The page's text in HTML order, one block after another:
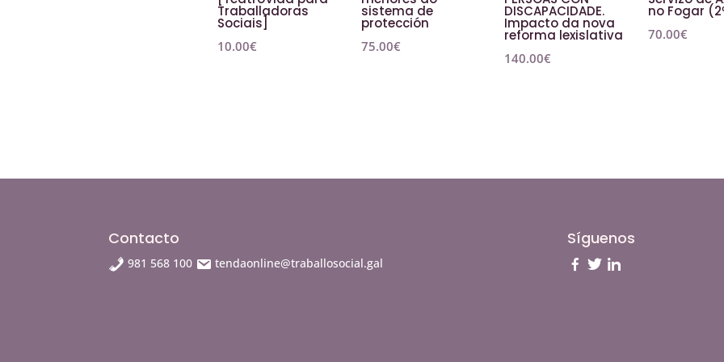
Traballadoras
Sociais]
10.00€
sistema de
protección
75.00€
DISCAPACIDADE.
Impacto da nova
reforma lexislativa
140.00€
no Fogar
70.00€
Contacto
981 568 100 tendaonline@traballosocial.gal
Síguenos